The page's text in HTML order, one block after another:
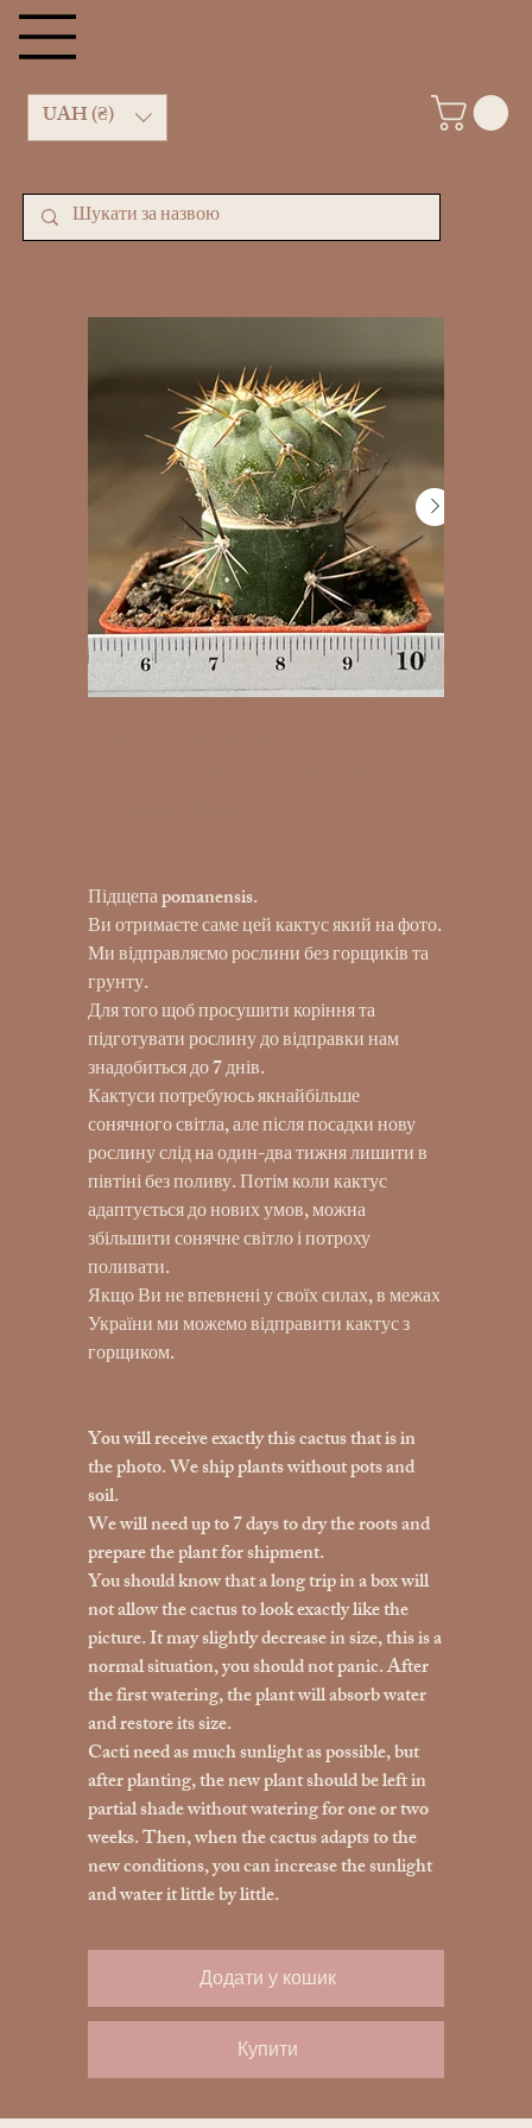
UAH (₴)
Підщепа pomanensis.
Ви отримаєте саме цей кактус який на фото.
Ми відправляємо рослини без горщиків та
грунту.
Для того щоб просушити коріння та
підготувати рослину до відправки нам
знадобиться до 7 днів.
Кактуси потребуюсь якнайбільше
сонячного світла, але після посадки нову
рослину слід на один-два тижня лишити в
півтіні без поливу. Потім коли кактус
адаптується до нових умов, можна
збільшити сонячне світло і потроху
поливати.
Якщо Ви не впевнені у своїх силах, в межах
України ми можемо відправити кактус з
горщиком.
You will receive exactly this cactus that is in
the photo. We ship plants without pots and
soil.
We will need up to 7 days to dry the roots and
prepare the plant for shipment.
You should know that a long trip in a box will
not allow the cactus to look exactly like the
picture. It may slightly decrease in size, this is a
normal situation, you should not panic. After
the first watering, the plant will absorb water
and restore its size.
Cacti need as much sunlight as possible, but
after planting, the new plant should be left in
partial shade without watering for one or two
weeks. Then, when the cactus adapts to the
new conditions, you can increase the sunlight
and water it little by little.
Додати у кошик
Купити